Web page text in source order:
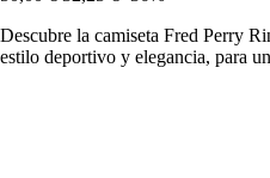
Descubre la camiseta Fred Perry
estilo deportivo y elegancia, para